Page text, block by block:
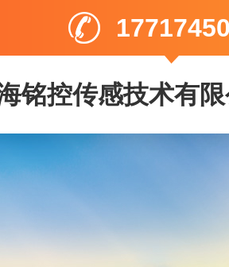
铭控传感技术有